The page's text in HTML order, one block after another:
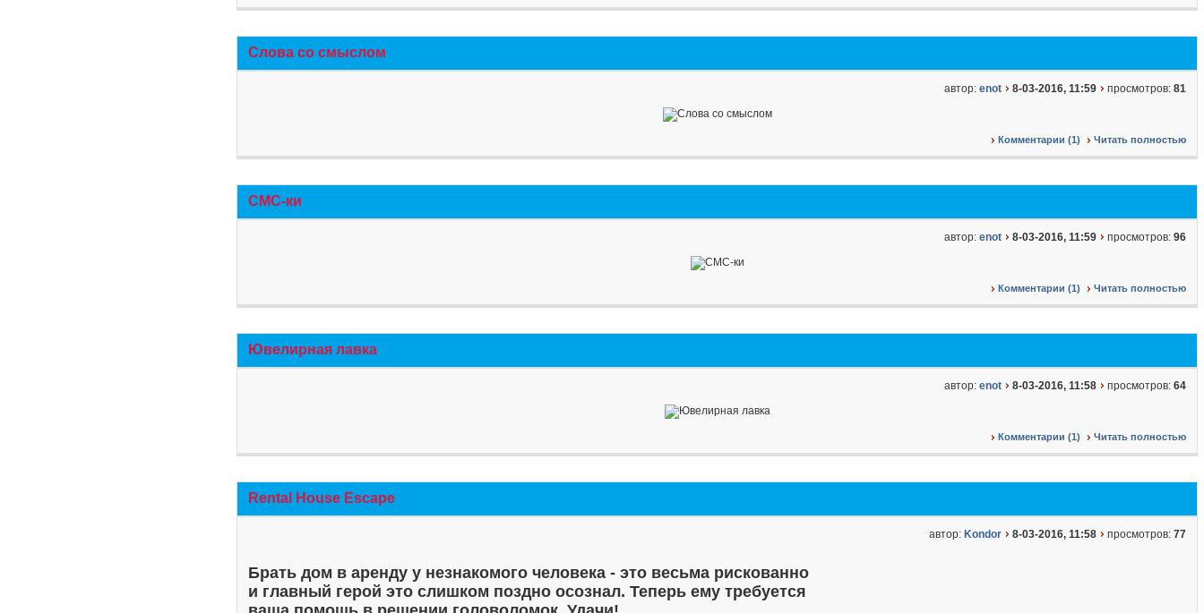
Слова со смыслом
автор: enot 8-03-2016, 11:59 просмотров: 81
Комментарии (1) Читать полностью
СМС-ки
автор: enot 8-03-2016, 11:59 просмотров: 96
Комментарии (1) Читать полностью
Ювелирная лавка
автор: enot 8-03-2016, 11:58 просмотров: 64
Комментарии (1) Читать полностью
Rental House Escape
автор: Kondor 8-03-2016, 11:58 просмотров: 77
Брать дом в аренду у незнакомого человека - это весьма рискованно
и главный герой это слишком поздно осознал. Теперь ему требуется